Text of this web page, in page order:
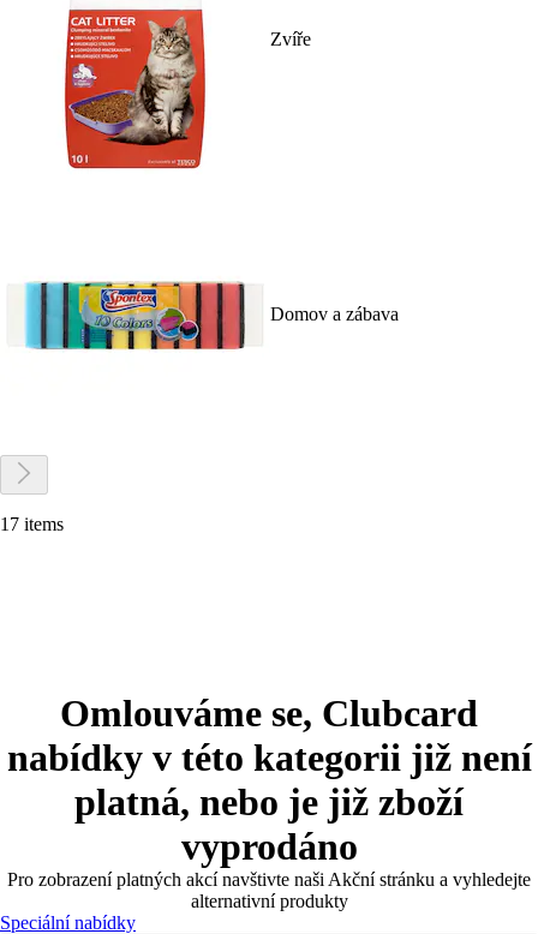
Zvíře
Domov a zábava
17 items
Omlouváme se, Clubcard
nabídky v této kategorii již není
platná, nebo je již zboží
vyprodáno
Pro zobrazení platných akcí navštivte naši Akční stránku a vyhledejte
alternativní produkty
Speciální nabídky